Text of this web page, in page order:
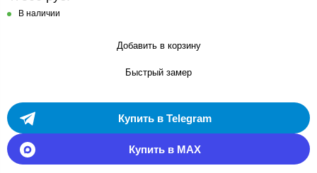
В наличии
Добавить в корзину
Быстрый замер
Купить в Telegram
Купить в MAX